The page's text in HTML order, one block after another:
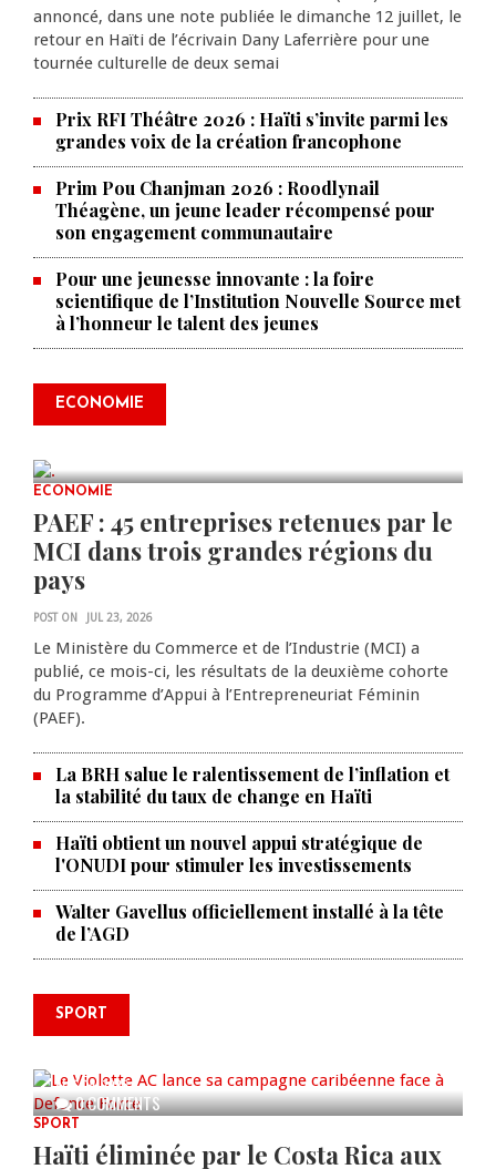
annoncé, dans une note publiée le dimanche 12 juillet, le
retour en Haïti de l’écrivain Dany Laferrière pour une
tournée culturelle de deux semai
Prix RFI Théâtre 2026 : Haïti s’invite parmi les
grandes voix de la création francophone
Prim Pou Chanjman 2026 : Roodlynail
Théagène, un jeune leader récompensé pour
son engagement communautaire
Pour une jeunesse innovante : la foire
scientifique de l’Institution Nouvelle Source met
à l’honneur le talent des jeunes
ECONOMIE
0 COMMENTS
Produire le savoir pour
2ᵉ édition de ses Journées
scientifiques
ECONOMIE
PAEF : 45 entreprises retenues par le
MCI dans trois grandes régions du
pays
POST ON JUL 23, 2026
Le Ministère du Commerce et de l’Industrie (MCI) a
publié, ce mois-ci, les résultats de la deuxième cohorte
du Programme d’Appui à l’Entrepreneuriat Féminin
(PAEF).
La BRH salue le ralentissement de l’inflation et
la stabilité du taux de change en Haïti
Haïti obtient un nouvel appui stratégique de
l'ONUDI pour stimuler les investissements
Walter Gavellus officiellement installé à la tête
de l’AGD
SPORT
0 COMMENTS
Le Violette AC lance sa campagne
AUG 04, 2026
SPORT
Haïti éliminée par le Costa Rica aux